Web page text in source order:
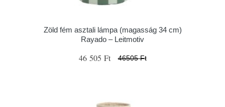
Zöld fém asztali lámpa (magasság 34 cm)
Rayado – Leitmotiv
46 505 Ft 46505 Ft